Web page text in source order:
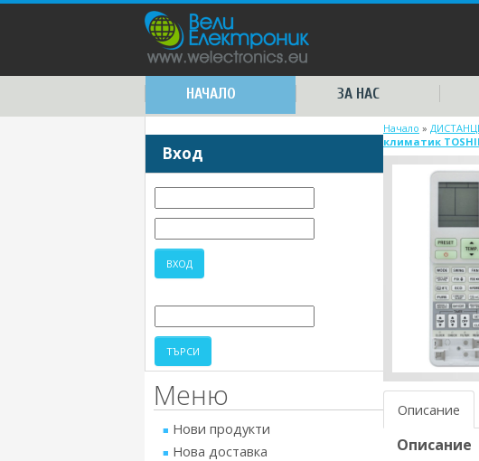
НАЧАЛО ЗА НАС
Вход
Меню
Нови продукти
Нова доставка
Начало »
климатик
Описание
Описание